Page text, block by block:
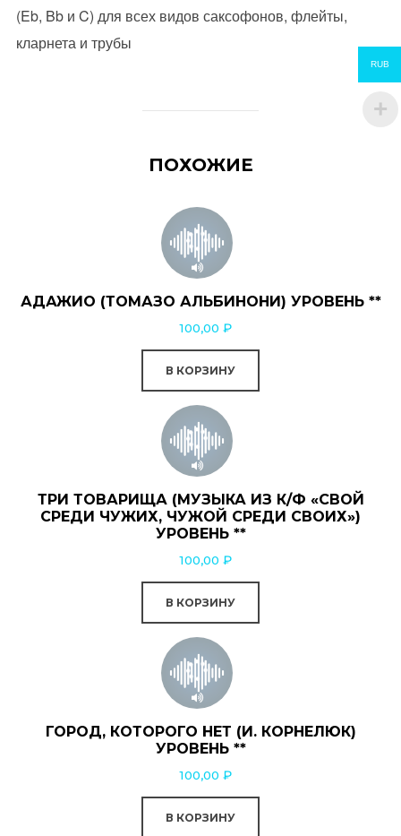
(Eb, Bb и C) для всех видов саксофонов, флейты,
кларнета и трубы
ПОХОЖИЕ
АДАЖИО (ТОМАЗО АЛЬБИНОНИ) УРОВЕНЬ **
100,00 ₽
В КОРЗИНУ
ТРИ ТОВАРИЩА (МУЗЫКА ИЗ К/Ф «СВОЙ
СРЕДИ ЧУЖИХ, ЧУЖОЙ СРЕДИ СВОИХ»)
УРОВЕНЬ **
100,00 ₽
В КОРЗИНУ
ГОРОД, КОТОРОГО НЕТ (И. КОРНЕЛЮК)
УРОВЕНЬ **
100,00 ₽
В КОРЗИНУ
RUB